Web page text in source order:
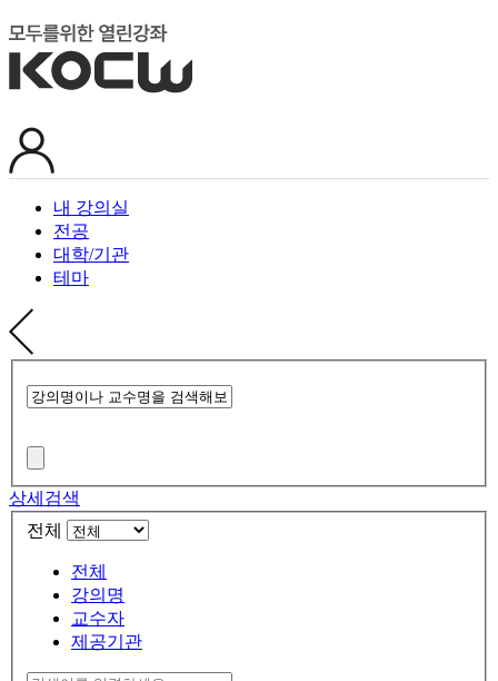
내 강의실
전공
대학/기관
테마
상세검색
전체
전체
강의명
교수자
제공기관